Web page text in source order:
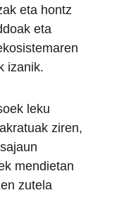
eta hontz
eta
izanik.
leku
ziren,
mendietan
zutela